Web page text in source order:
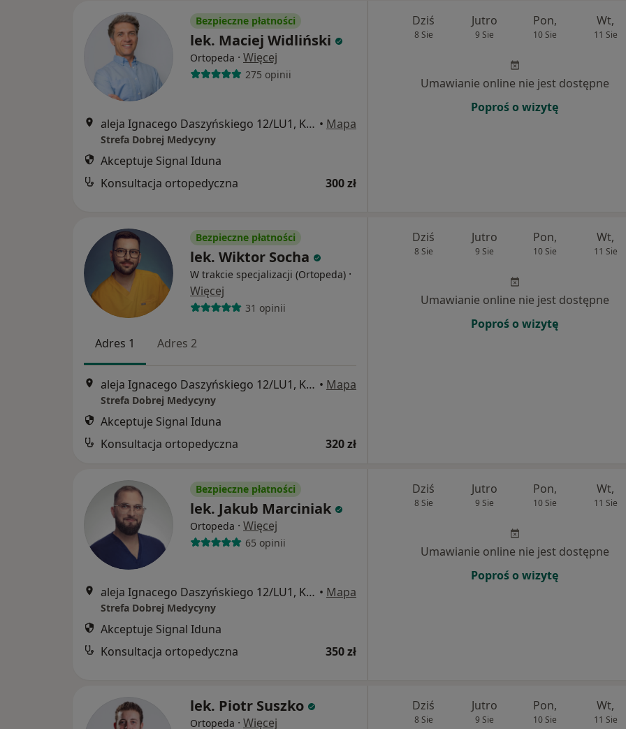
Bezpieczne płatności
lek. Maciej Widliński
Ortopeda · Więcej
275 opinii
aleja Ignacego Daszyńskiego 12/LU1, Kraków • Mapa
Strefa Dobrej Medycyny
Akceptuje Signal Iduna
Konsultacja ortopedyczna
300 zł
Dziś
8 Sie
Jutro
9 Sie
Pon,
10 Sie
Wt,
11 Sie
Umawianie online nie jest dostępne
Poproś o wizytę
Bezpieczne płatności
lek. Wiktor Socha
W trakcie specjalizacji (Ortopeda) ·
Więcej
31 opinii
Adres 1 Adres 2
aleja Ignacego Daszyńskiego 12/LU1, Kraków • Mapa
Strefa Dobrej Medycyny
Akceptuje Signal Iduna
Konsultacja ortopedyczna
320 zł
Dziś
8 Sie
Jutro
9 Sie
Pon,
10 Sie
Wt,
11 Sie
Umawianie online nie jest dostępne
Poproś o wizytę
Bezpieczne płatności
lek. Jakub Marciniak
Ortopeda · Więcej
65 opinii
aleja Ignacego Daszyńskiego 12/LU1, Kraków • Mapa
Strefa Dobrej Medycyny
Akceptuje Signal Iduna
Konsultacja ortopedyczna
350 zł
Dziś
8 Sie
Jutro
9 Sie
Pon,
10 Sie
Wt,
11 Sie
Umawianie online nie jest dostępne
Poproś o wizytę
lek. Piotr Suszko
Ortopeda · Więcej
Dziś
8 Sie
Jutro
9 Sie
Pon,
10 Sie
Wt,
11 Sie